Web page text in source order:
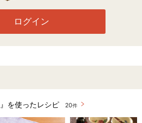
ログイン
を使ったレシピ 20件